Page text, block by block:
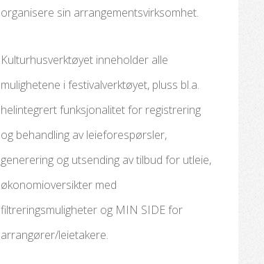
organisere sin arrangementsvirksomhet.
Kulturhusverktøyet inneholder alle
mulighetene i festivalverktøyet, pluss bl.a.
helintegrert funksjonalitet for registrering
og behandling av leieforespørsler,
generering og utsending av tilbud for utleie,
økonomioversikter med
filtreringsmuligheter og MIN SIDE for
arrangører/leietakere.